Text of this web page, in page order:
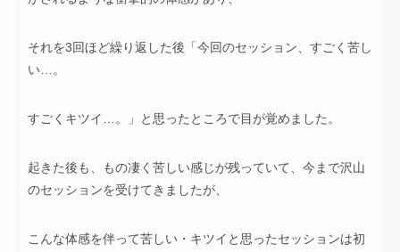
それを3回ほど繰り返した後「今回のセッション、すごく苦し
い…。
すごくキツイ…。」と思ったところで目が覚めました。
起きた後も、もの凄く苦しい感じが残っていて、今まで沢山
のセッションを受けてきましたが、
こんな体感を伴って苦しい・キツイと思ったセッションは初